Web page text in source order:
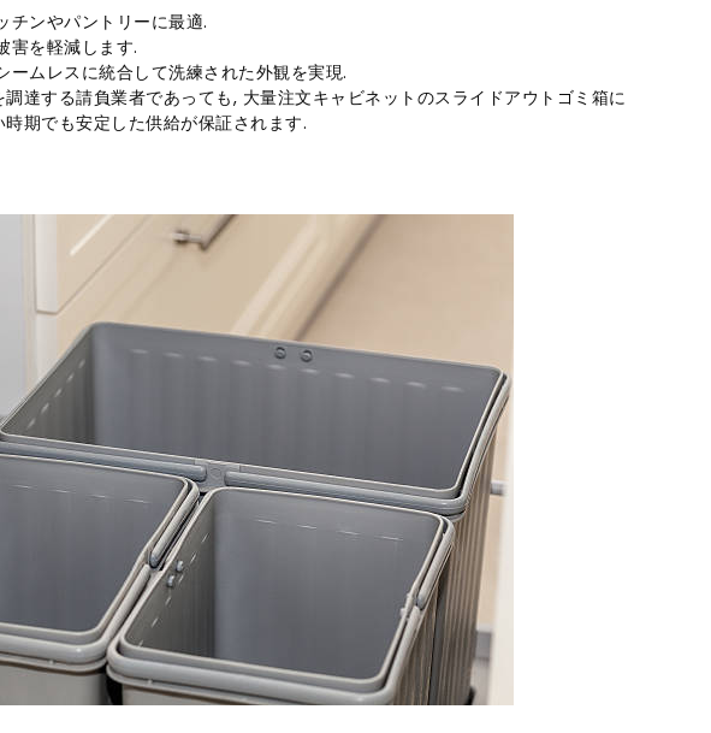
チンやパントリーに最適.
害を軽減します.
ムレスに統合して洗練された外観を実現.
達する請負業者であっても, 大量注文キャビネットのスライドアウトゴミ箱に
期でも安定した供給が保証されます.